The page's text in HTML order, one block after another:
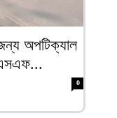
জন্য অপটিক্যাল
0